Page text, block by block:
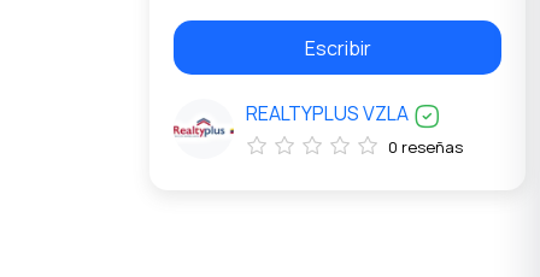
Escribir
REALTYPLUS VZLA
0 reseñas